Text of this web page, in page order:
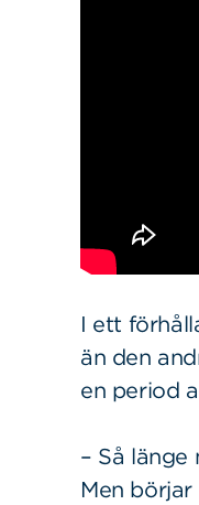
I ett
än den
en period
– Så länge
Men